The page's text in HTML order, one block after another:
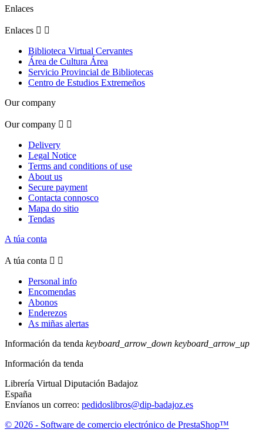
Enlaces
Enlaces  
Biblioteca Virtual Cervantes
Área de Cultura Área
Servicio Provincial de Bibliotecas
Centro de Estudios Extremeños
Our company
Our company  
Delivery
Legal Notice
Terms and conditions of use
About us
Secure payment
Contacta connosco
Mapa do sitio
Tendas
A túa conta
A túa conta  
Personal info
Encomendas
Abonos
Enderezos
As miñas alertas
Información da tenda keyboard_arrow_down keyboard_arrow_up
Información da tenda
Librería Virtual Diputación Badajoz
España
Envíanos un correo: pedidoslibros@dip-badajoz.es
© 2026 - Software de comercio electrónico de PrestaShop™